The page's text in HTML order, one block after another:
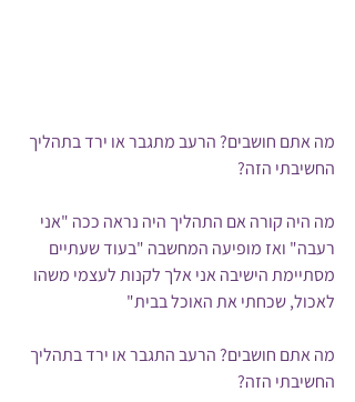
מה אתם חושבים? הרעב מתגבר או ירד בתהליך
החשיבתי הזה?
מה היה קורה אם התהליך היה נראה ככה "אני
רעבה" ואז מופיעה המחשבה "בעוד שעתיים
מסתיימת הישיבה אני אלך לקנות לעצמי משהו
לאכול, שכחתי את האוכל בבית"
מה אתם חושבים? הרעב התגבר או ירד בתהליך
החשיבתי הזה?